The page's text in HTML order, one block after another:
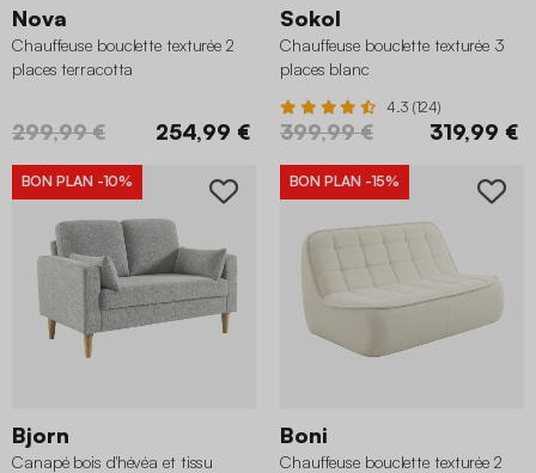
Nova
Chauffeuse bouclette texturée 2
places terracotta
299,99 € 254,99 €
Sokol
Chauffeuse bouclette texturée 3
places blanc
4.3 (124)
399,99 € 319,99 €
BON PLAN -10%
Bjorn
Canapé bois d'hévéa et tissu
BON PLAN -15%
Boni
Chauffeuse bouclette texturée 2